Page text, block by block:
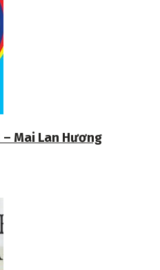
Mai Lan Hương